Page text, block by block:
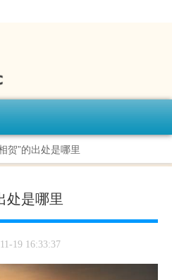
贺”的出处是哪里
处是哪里
19 16:33:37